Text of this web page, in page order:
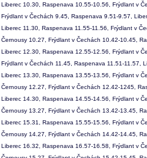
Liberec 10.30, Raspenava 10.55-10.56, Frýdlant v
Frýdlant v Čechách 9.45, Raspenava 9.51-9.57,
Liberec 11.30, Raspenava 11.55-11.56, Frýdlant v
Černousy 10.27, Frýdlant v Čechách 10.42-10.45,
Liberec 12.30, Raspenava 12.55-12.56, Frýdlant v
Frýdlant v Čechách 11.45, Raspenava 11.51-11.57,
Liberec 13.30, Raspenava 13.55-13.56, Frýdlant v
Černousy 12.27, Frýdlant v Čechách 12.42-1245,
Liberec 14.30, Raspenava 14.55-14.56, Frýdlant v
Černousy 13.27, Frýdlant v Čechách 13.42-13.45,
Liberec 15.31, Raspenava 15.55-15.56, Frýdlant v
Černousy 14.27, Frýdlant v Čechách 14.42-14.45,
Liberec 16.32, Raspenava 16.57-16.58, Frýdlant v